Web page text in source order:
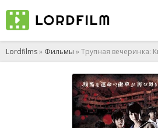
Lordfilms» Фильмы » Трупная вечеринка: